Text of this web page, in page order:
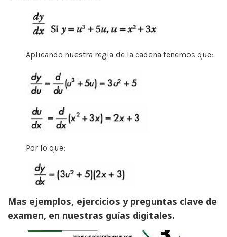
Aplicando nuestra regla de la cadena tenemos que:
Por lo que:
Mas ejemplos, ejercicios y preguntas clave de
examen, en nuestras guías digitales.